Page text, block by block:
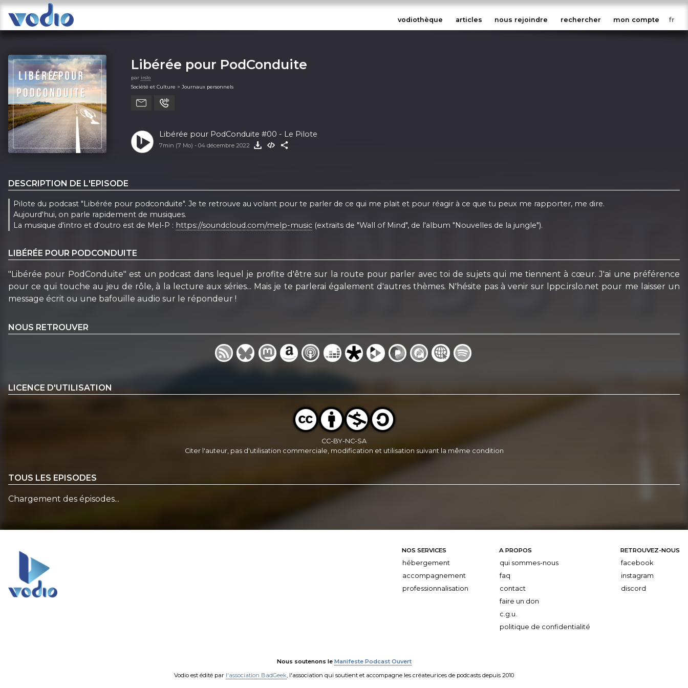
vodiothèque articles nous rejoindre rechercher mon compte
Libérée pour PodConduite
par irslo
Société et Culture > Journaux personnels
Libérée pour PodConduite #00 - Le Pilote
7min (7 Mo) - 04 décembre 2022
DESCRIPTION DE L'EPISODE
Pilote du podcast "Libérée pour podconduite". Je te retrouve au volant pour te parler de ce qui me plait et pour réagir à ce que tu peux me rapporter, me dire.
Aujourd'hui, on parle rapidement de musiques.
La musique d'intro et d'outro est de Mel-P : https://soundcloud.com/melp-music (extraits de "Wall of Mind", de l'album "Nouvelles de la jungle").
LIBÉRÉE POUR PODCONDUITE
"Libérée pour PodConduite" est un podcast dans lequel je profite d'être sur la route pour parler avec toi de sujets qui me tiennent à cœur. J'ai une préférence
pour ce qui touche au jeu de rôle, à la lecture aux séries... Mais je te parlerai également d'autres thèmes. N'hésite pas à venir sur lppc.irslo.net pour me laisser un
message écrit ou une bafouille audio sur le répondeur !
NOUS RETROUVER
LICENCE D'UTILISATION
CC-BY-NC-SA
Citer l'auteur, pas d'utilisation commerciale, modification et utilisation suivant la même condition
TOUS LES EPISODES
Chargement des épisodes...
NOS SERVICES
hébergement
accompagnement
professionnalisation
A PROPOS
qui sommes-nous
faq
contact
faire un don
c.g.u.
politique de confidentialité
RETROUVEZ-NOUS
facebook
instagram
discord
Nous soutenons le Manifeste Podcast Ouvert
Vodio est édité par l'association BadGeek , l'association qui soutient et accompagne les créateurices de podcasts depuis 2010